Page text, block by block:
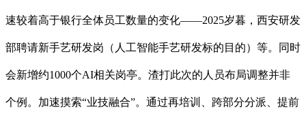
速较着高于银行全体员工数量的变化——2025岁暮，西安研发
部聘请新手艺研发岗（人工智能手艺研发标的目的）等。同时
会新增约1000个AI相关岗亭。渣打此次的人员布局调整并非
个例。加速摸索“业技融合”。通过再培训、跨部分分派、提前